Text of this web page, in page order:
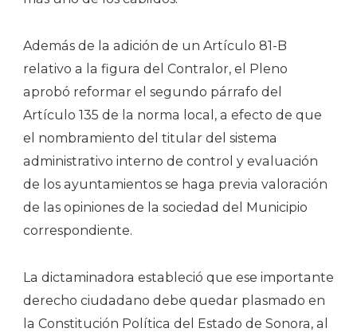
Además de la adición de un Artículo 81-B
relativo a la figura del Contralor, el Pleno
aprobó reformar el segundo párrafo del
Artículo 135 de la norma local, a efecto de que
el nombramiento del titular del sistema
administrativo interno de control y evaluación
de los ayuntamientos se haga previa valoración
de las opiniones de la sociedad del Municipio
correspondiente.
La dictaminadora estableció que ese importante
derecho ciudadano debe quedar plasmado en
la Constitución Política del Estado de Sonora, al